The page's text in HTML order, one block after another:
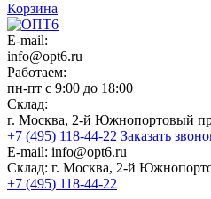
Корзина
E-mail:
info@opt6.ru
Работаем:
пн-пт с 9:00 до 18:00
Склад:
г. Москва, 2-й Южнопортовый
+7 (495) 118-44-22 Заказать
E-mail: info@opt6.ru
Склад: г. Москва, 2-й
+7 (495) 118-44-22